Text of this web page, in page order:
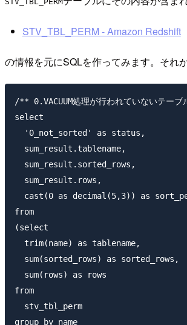
STV_TBL_PERM - Amazon Redshift
の情報を元にSQLを作ってみます。それが
/** 0.VACUUM処理が行われていないテー
select
  '0_not_sorted' as status,
  sum_result.tablename,
  sum_result.sorted_rows,
  sum_result.rows,
cast(0 as decimal(5,3)) as
from
(select
  trim(name) as tablename,
  sum(sorted_rows) as sorted_rows,
  sum(rows) as rows
from
  stv_tbl_perm
group by name